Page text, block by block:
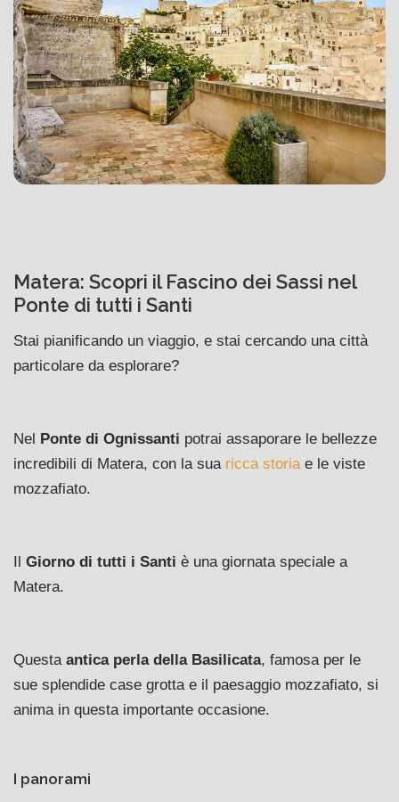
Matera: Scopri il Fascino dei Sassi nel
Ponte di tutti i Santi
Stai pianificando un viaggio, e stai cercando una città
particolare da esplorare?
Nel Ponte di Ognissanti potrai assaporare le bellezze
incredibili di Matera, con la sua ricca storia e le viste
mozzafiato.
Il Giorno di tutti i Santi è una giornata speciale a
Matera.
Questa antica perla della Basilicata, famosa per le
sue splendide case grotta e il paesaggio mozzafiato, si
anima in questa importante occasione.
I panorami